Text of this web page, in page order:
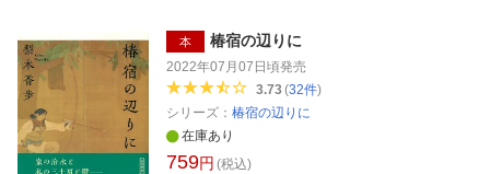
本 椿宿の辺りに
2022年07月07日頃発売
3.73(32件)
シリーズ： 椿宿の辺りに
在庫あり
759円 (税込)